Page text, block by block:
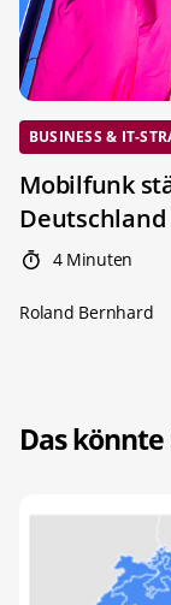
BUSINESS & IT-
Mobilfunk
Deutschland
4 Minuten
Roland Bernhard
Das